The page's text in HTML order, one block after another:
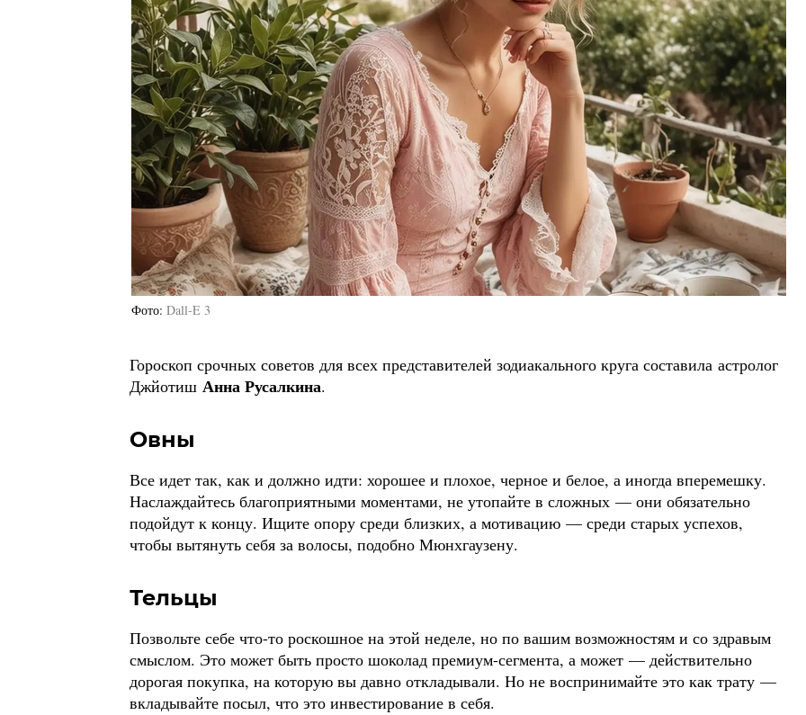
Фото Dall-E 3
Гороскоп срочных советов для всех представителей зодиакального круга составила астролог
Джйотиш Анна Русалкина.
Овны
Все идет так, как и должно идти: хорошее и плохое, черное и белое, а иногда вперемешку.
Наслаждайтесь благоприятными моментами, не утопайте в сложных — они обязательно
подойдут к концу. Ищите опору среди близких, а мотивацию — среди старых успехов,
чтобы вытянуть себя за волосы, подобно Мюнхгаузену.
Тельцы
Позвольте себе что-то роскошное на этой неделе, но по вашим возможностям и со здравым
смыслом. Это может быть просто шоколад премиум-сегмента, а может — действительно
дорогая покупка, на которую вы давно откладывали. Но не воспринимайте это как трату —
вкладывайте посыл, что это инвестирование в себя.